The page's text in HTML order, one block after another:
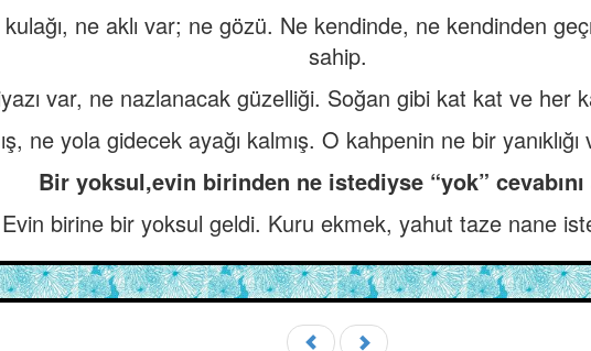
ne aklı var; ne gözü. Ne kendinde, ne kendinden
sahip.
var, ne nazlanacak güzelliği. Soğan gibi kat kat ve her
ne yola gidecek ayağı kalmış. O kahpenin ne bir
Bir yoksul,evin birinden ne istediyse “yok” cevabını
Evin birine bir yoksul geldi. Kuru ekmek, yahut taze nane